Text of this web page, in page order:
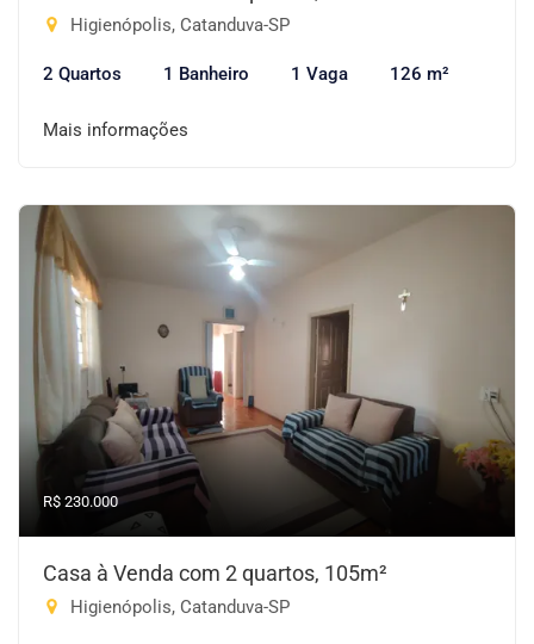
Higienópolis, Catanduva-SP
2 Quartos 1 Banheiro 1 Vaga 126 m²
Mais informações
R$ 230.000
Casa à Venda com 2 quartos, 105m²
Higienópolis, Catanduva-SP